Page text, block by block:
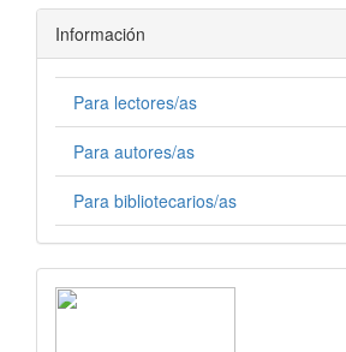
Información
Para lectores/as
Para autores/as
Para bibliotecarios/as